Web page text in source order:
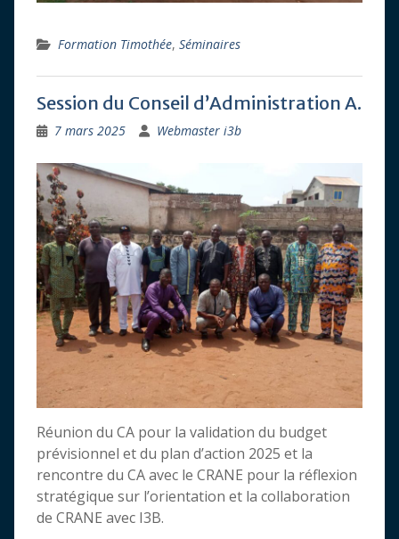
Formation Timothée, Séminaires
Session du Conseil d’Administration A.
7 mars 2025 Webmaster i3b
Réunion du CA pour la validation du budget
prévisionnel et du plan d’action 2025 et la
rencontre du CA avec le CRANE pour la réflexion
stratégique sur l’orientation et la collaboration
de CRANE avec I3B.